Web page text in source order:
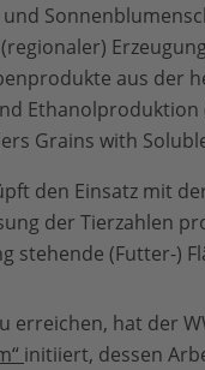
aus der
Ethanolproduktion
Grains with
den Einsatz mit
der Tierzahlen
stehende (Futter-)
erreichen, hat der
initiiert, dessen